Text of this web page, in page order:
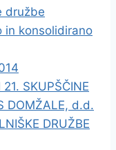
družbe
in konsolidirano
SKUPŠČINE
DOMŽALE, d.d.
DRUŽBE